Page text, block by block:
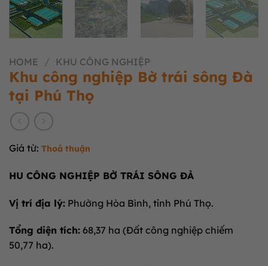
HOME / KHU CÔNG NGHIỆP
Khu công nghiệp Bờ trái sông Đà
tại Phú Thọ
Giá từ: Thoả thuận
HU CÔNG NGHIỆP BỜ TRÁI SÔNG ĐÀ
Vị trí địa lý: Phường Hòa Bình, tỉnh Phú Thọ.
Tổng diện tích: 68,37 ha (Đất công nghiệp chiếm
50,77 ha).